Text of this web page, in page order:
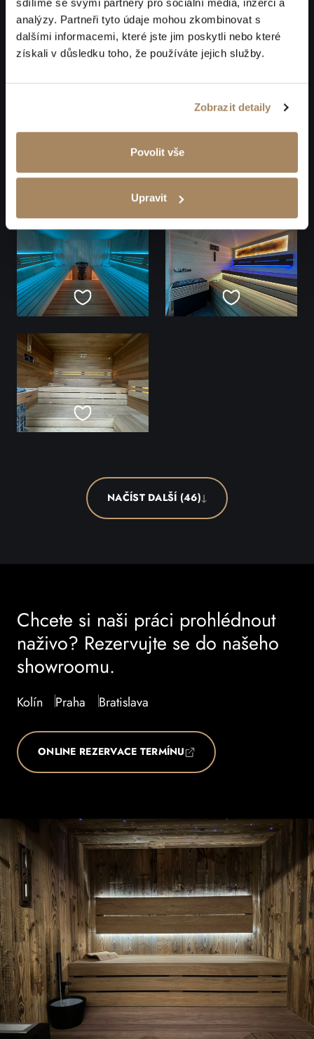
analýzy. Partneři tyto údaje mohou zkombinovat s
dalšími informacemi, které jste jim poskytli nebo které
získali v důsledku toho, že používáte jejich služby.
Zobrazit detaily
Povolit vše
Upravit
NAČÍST DALŠÍ (46)
Chcete si naši práci prohlédnout
naživo? Rezervujte se do našeho
showroomu.
Kolín Praha Bratislava
ONLINE REZERVACE TERMÍNU